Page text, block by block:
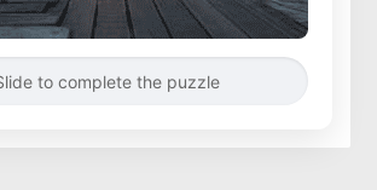
to complete the puzzle